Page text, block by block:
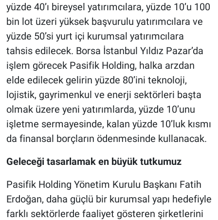
yüzde 40’ı bireysel yatırımcılara, yüzde 10’u 100
bin lot üzeri yüksek başvurulu yatırımcılara ve
yüzde 50’si yurt içi kurumsal yatırımcılara
tahsis edilecek. Borsa İstanbul Yıldız Pazar’da
işlem görecek Pasifik Holding, halka arzdan
elde edilecek gelirin yüzde 80’ini teknoloji,
lojistik, gayrimenkul ve enerji sektörleri başta
olmak üzere yeni yatırımlarda, yüzde 10’unu
işletme sermayesinde, kalan yüzde 10’luk kısmı
da finansal borçların ödenmesinde kullanacak.
Geleceği tasarlamak en büyük tutkumuz
Pasifik Holding Yönetim Kurulu Başkanı Fatih
Erdoğan, daha güçlü bir kurumsal yapı hedefiyle
farklı sektörlerde faaliyet gösteren şirketlerini